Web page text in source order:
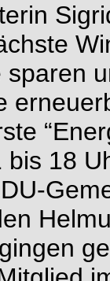
18